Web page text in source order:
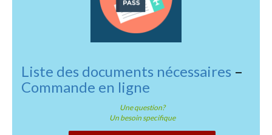
Liste des documents nécessaires –
Commande en ligne
Une question?
Un besoin specifique